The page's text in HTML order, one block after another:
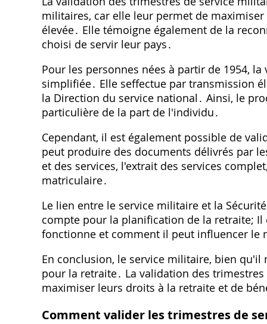
militaires, car elle leur permet de
élevée․ Elle témoigne également de la
choisi de servir leur pays․
Pour les personnes nées à partir de 1954,
simplifiée․ Elle seffectue par transmission
la Direction du service national․ Ainsi, le
particulière de la part de l'individu․
Cependant, il est également possible de
peut produire des documents délivrés par
et des services, l'extrait des services
matriculaire․
Le lien entre le service militaire et la
compte pour la planification de la retraite;
fonctionne et comment il peut influencer le
En conclusion, le service militaire, bien
pour la retraite․ La validation des
maximiser leurs droits à la retraite et de
Comment valider les trimestres de